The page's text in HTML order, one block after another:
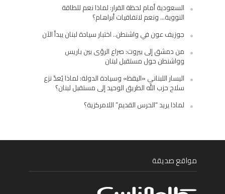
السعودية أمام لحظة القرار: لماذا نعم للطاقة
النووية… ونعم لاتفاقيات أبراهام؟
جوزيف عون في واشنطن.. اختبار سيادة لبنان يبدأ الآن
من دمشق إلى بيروت: صراع الرؤى بين باريس
وواشنطن حول مستقبل لبنان
اليسار اللبناني «اليقظ» وسيادة الدولة: لماذا يُعدّ نزع
سلاح حزب الله الطريق الوحيد إلى مستقبل لبنان؟
لماذا يريد “الحرس القديم” اللامركزية؟
مواقع صديقة